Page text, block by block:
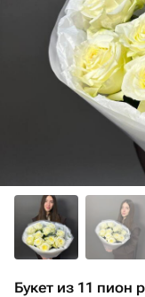
Букет из 11 пион